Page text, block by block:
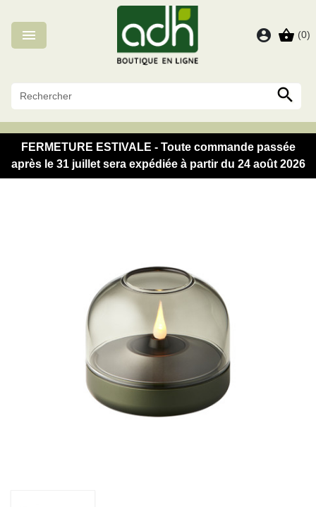
 account_circle shopping_basket (0)

FERMETURE ESTIVALE - Toute commande passée
après le 31 juillet sera expédiée à partir du 24 août 2026
Panneau de gestion des cookies